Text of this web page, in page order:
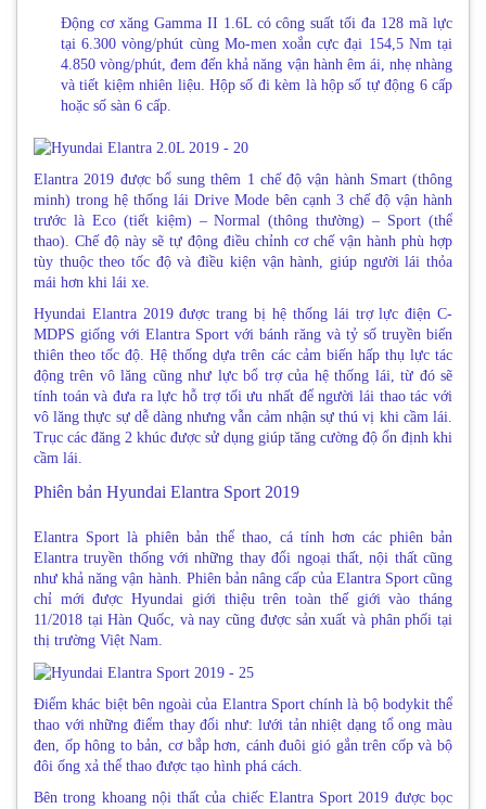
Động cơ xăng Gamma II 1.6L có công suất tối đa 128 mã lực
tại 6.300 vòng/phút cùng Mo-men xoắn cực đại 154,5 Nm tại
4.850 vòng/phút, đem đến khả năng vận hành êm ái, nhẹ nhàng
và tiết kiệm nhiên liệu. Hộp số đi kèm là hộp số tự động 6 cấp
hoặc số sàn 6 cấp.
Elantra 2019 được bổ sung thêm 1 chế độ vận hành Smart (thông
minh) trong hệ thống lái Drive Mode bên cạnh 3 chế độ vận hành
trước là Eco (tiết kiệm) – Normal (thông thường) – Sport (thể
thao). Chế độ này sẽ tự động điều chỉnh cơ chế vận hành phù hợp
tùy thuộc theo tốc độ và điều kiện vận hành, giúp người lái thỏa
mái hơn khi lái xe.
Hyundai Elantra 2019 được trang bị hệ thống lái trợ lực điện C-
MDPS giống với Elantra Sport với bánh răng và tỷ số truyền biến
thiên theo tốc độ. Hệ thống dựa trên các cảm biến hấp thụ lực tác
động trên vô lăng cũng như lực bổ trợ của hệ thống lái, từ đó sẽ
tính toán và đưa ra lực hỗ trợ tối ưu nhất để người lái thao tác với
vô lăng thực sự dễ dàng nhưng vẫn cảm nhận sự thú vị khi cầm lái.
Trục các đăng 2 khúc được sử dụng giúp tăng cường độ ổn định khi
cầm lái.
Phiên bản Hyundai Elantra Sport 2019
Elantra Sport là phiên bản thể thao, cá tính hơn các phiên bản
Elantra truyền thống với những thay đổi ngoại thất, nội thất cũng
như khả năng vận hành. Phiên bản nâng cấp của Elantra Sport cũng
chỉ mới được Hyundai giới thiệu trên toàn thế giới vào tháng
11/2018 tại Hàn Quốc, và nay cũng được sản xuất và phân phối tại
thị trường Việt Nam.
Điểm khác biệt bên ngoài của Elantra Sport chính là bộ bodykit thể
thao với những điểm thay đổi như: lưới tản nhiệt dạng tổ ong màu
đen, ốp hông to bản, cơ bắp hơn, cánh đuôi gió gắn trên cốp và bộ
đôi ống xả thể thao được tạo hình phá cách.
Bên trong khoang nội thất của chiếc Elantra Sport 2019 được bọc